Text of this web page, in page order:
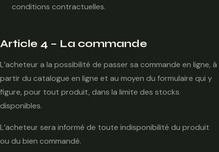
conditions contractuelles.
Article 4 – La commande
L’acheteur a la possibilité de passer sa commande en ligne, à
partir du catalogue en ligne et au moyen du formulaire qui y
figure, pour tout produit, dans la limite des stocks
disponibles.
L’acheteur sera informé de toute indisponibilité du produit
ou du bien commandé.